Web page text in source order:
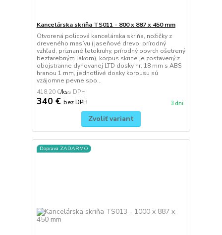
Kancelárska skriňa TS011 - 800 x 887 x 450 mm
Otvorená policová kancelárska skriňa, nožičky z
dreveného masívu (jaseňové drevo, prírodný
vzhľad, priznané letokruhy, prírodný povrch ošetrený
bezfarebným lakom), korpus skrine je zostavený z
obojstranne dyhovanej LTD dosky hr. 18 mm s ABS
hranou 1 mm, jednotlivé dosky korpusu sú
vzájomne pevne spo...
418,20 €/ks
340 € bez DPH 3 dni
Zvoliť variant
Doprava ZADARMO